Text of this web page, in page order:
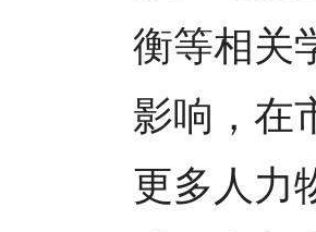
衡等相关
影响，在
更多人力